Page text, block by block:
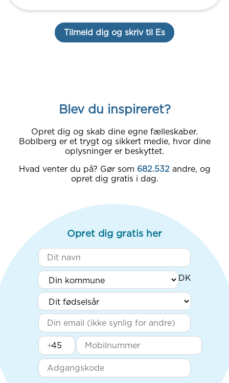
Tilmeld dig og skriv til Es
Blev du inspireret?
Opret dig og skab dine egne fælleskaber.
Boblberg er et trygt og sikkert medie, hvor dine
oplysninger er beskyttet.
Hvad venter du på? Gør som 682.532 andre, og
opret dig gratis i dag.
Opret dig gratis her
+